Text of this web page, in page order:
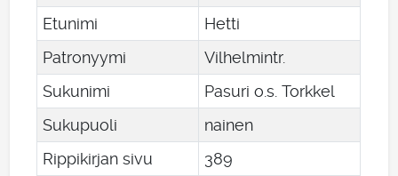
Etunimi
Hetti
Patronyymi
Vilhelmintr.
Sukunimi
Pasuri o.s. Torkkel
Sukupuoli
nainen
Rippikirjan sivu
389